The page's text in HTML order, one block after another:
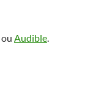
ou Audible.